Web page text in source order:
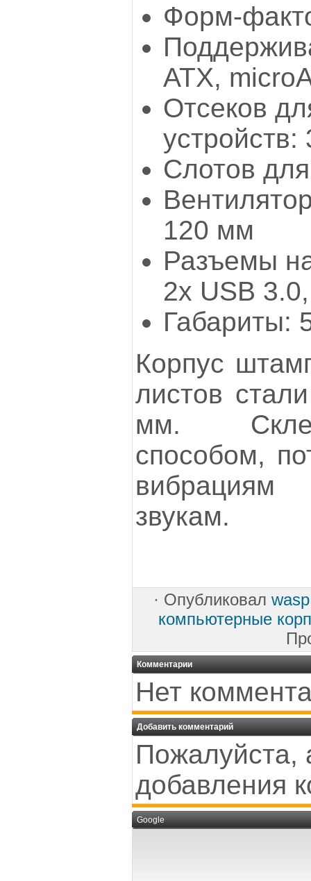
Форм-
ATX,
Отсеков
устройств:
Слотов
120 мм
Разъемы
2х USB
Габариты:
Корпус
листов
мм.
способом,
звукам.
· Опубликовал wasp
компьютерные
Комментарии
Нет
Добавить комментарий
Пожалуйста,
добавления
Google